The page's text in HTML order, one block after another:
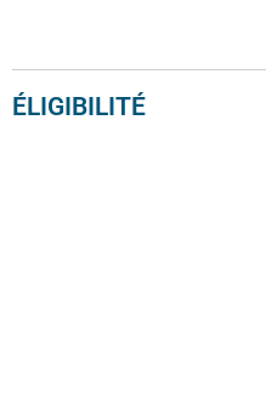
ÉLIGIBILITÉ